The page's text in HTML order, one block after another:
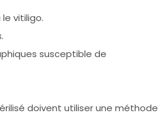
vitiligo.
susceptible de
doivent utiliser une méthode